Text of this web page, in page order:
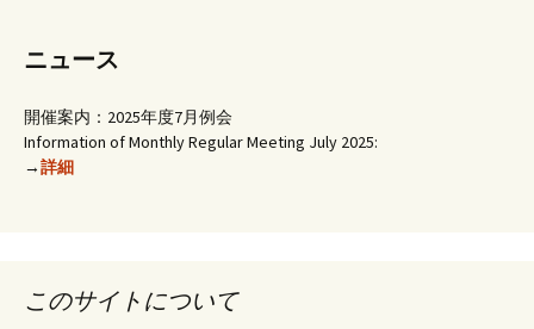
ニュース
開催案内：2025年度7月例会
Information of Monthly Regular Meeting July 2025:
→詳細
このサイトについて